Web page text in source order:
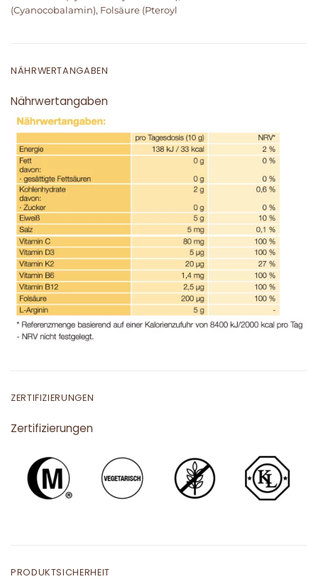
(Cyanocobalamin), Folsäure (Pteroyl
NÄHRWERTANGABEN
Nährwertangaben
ZERTIFIZIERUNGEN
Zertifizierungen
PRODUKTSICHERHEIT